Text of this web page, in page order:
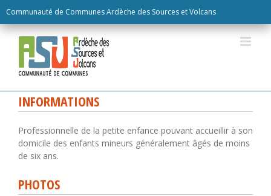
Communauté de Communes Ardèche des Sources et Volcans
to
content
INFORMATIONS
Professionnelle de la petite enfance pouvant accueillir à son
domicile des enfants mineurs généralement âgés de moins
de six ans.
PHOTOS